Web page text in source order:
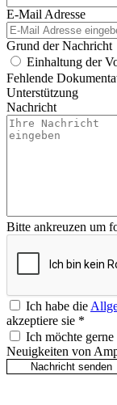
E-Mail Adresse
Grund der Nachricht
Einhaltung der
Fehlende
Unterstützung
Nachricht
Bitte ankreuzen um
Ich habe die
akzeptiere sie *
Ich möchte
Neuigkeiten von